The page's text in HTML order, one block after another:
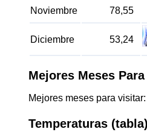
Noviembre 78,55
Diciembre 53,24
Mejores Meses
Mejores meses para
Temperaturas (tabla)